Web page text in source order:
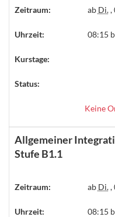
Zeitraum: ab Di.,
Uhrzeit: 08:15
Kurstage:
Status:
Keine
Allgemeiner
Stufe B1.1
Zeitraum: ab Di.,
Uhrzeit: 08:15